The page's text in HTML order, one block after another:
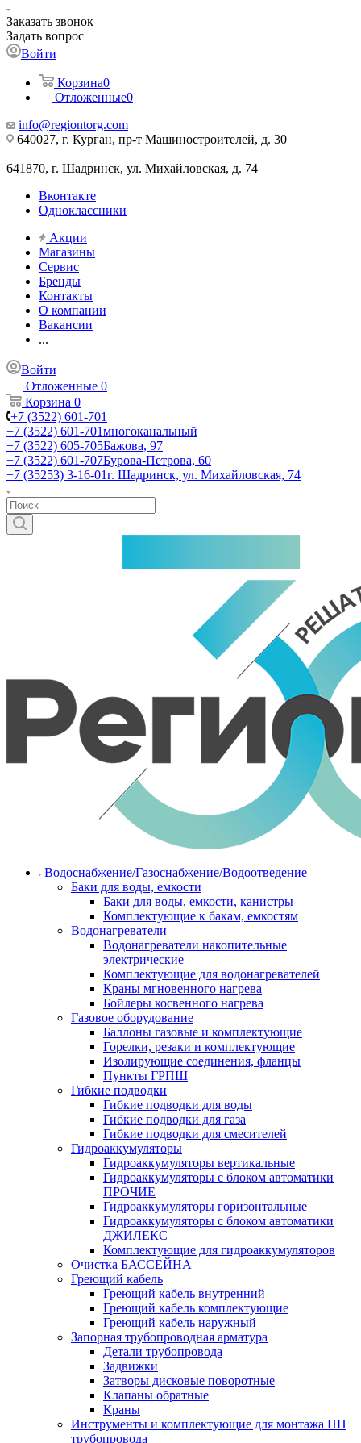
Заказать звонок
Задать вопрос
Войти
Корзина0
Отложенные0
info@regiontorg.com
640027, г. Курган, пр-т Машиностроителей, д. 30
641870, г. Шадринск, ул. Михайловская, д. 74
Вконтакте
Одноклассники
Акции
Магазины
Сервис
Бренды
Контакты
О компании
Вакансии
...
Войти
Отложенные 0
Корзина 0
+7 (3522) 601-701
+7 (3522) 601-701многоканальный
+7 (3522) 605-705Бажова, 97
+7 (3522) 601-707Бурова-Петрова, 60
+7 (35253) 3-16-01г. Шадринск, ул. Михайловская, 74
Водоснабжение/Газоснабжение/Водоотведение
Баки для воды, емкости
Баки для воды, емкости, канистры
Комплектующие к бакам, емкостям
Водонагреватели
Водонагреватели накопительные
электрические
Комплектующие для водонагревателей
Краны мгновенного нагрева
Бойлеры косвенного нагрева
Газовое оборудование
Баллоны газовые и комплектующие
Горелки, резаки и комплектующие
Изолирующие соединения, фланцы
Пункты ГРПШ
Гибкие подводки
Гибкие подводки для воды
Гибкие подводки для газа
Гибкие подводки для смесителей
Гидроаккумуляторы
Гидроаккумуляторы вертикальные
Гидроаккумуляторы с блоком автоматики
ПРОЧИЕ
Гидроаккумуляторы горизонтальные
Гидроаккумуляторы с блоком автоматики
ДЖИЛЕКС
Комплектующие для гидроаккумуляторов
Очистка БАССЕЙНА
Греющий кабель
Греющий кабель внутренний
Греющий кабель комплектующие
Греющий кабель наружный
Запорная трубопроводная арматура
Детали трубопровода
Задвижки
Затворы дисковые поворотные
Клапаны обратные
Краны
Инструменты и комплектующие для монтажа ПП
трубопровода